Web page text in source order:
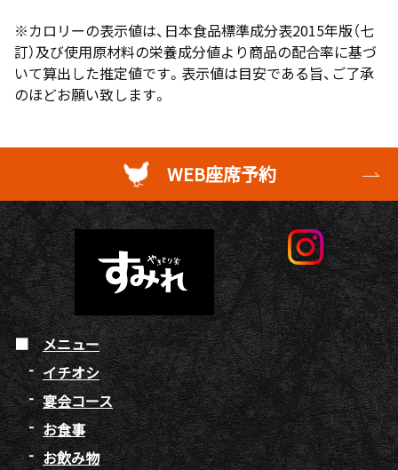
※カロリーの表示値は、日本食品標準成分表2015年版（七
訂）及び使用原材料の栄養成分値より商品の配合率に基づ
いて算出した推定値です。表示値は目安である旨、ご了承
のほどお願い致します。
WEB座席予約
メニュー
イチオシ
宴会コース
お食事
お飲み物